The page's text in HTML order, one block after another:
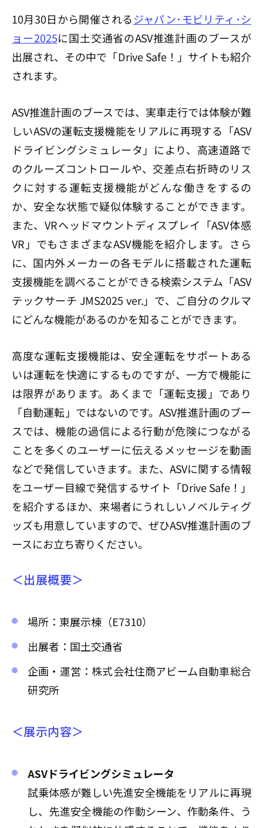
10月30日から開催されるジャパン･モビリティ･シ
ョー2025に国土交通省のASV推進計画のブースが
出展され、その中で「Drive Safe！」サイトも紹介
されます。
ASV推進計画のブースでは、実車走行では体験が難
しいASVの運転支援機能をリアルに再現する「ASV
ドライビングシミュレータ」により、高速道路で
のクルーズコントロールや、交差点右折時のリス
クに対する運転支援機能がどんな働きをするの
か、安全な状態で疑似体験することができます。
また、VRヘッドマウントディスプレイ「ASV体感
VR」でもさまざまなASV機能を紹介します。さら
に、国内外メーカーの各モデルに搭載された運転
支援機能を調べることができる検索システム「ASV
テックサーチ JMS2025 ver.」で、ご自分のクルマ
にどんな機能があるのかを知ることができます。
高度な運転支援機能は、安全運転をサポートある
いは運転を快適にするものですが、一方で機能に
は限界があります。あくまで「運転支援」であり
「自動運転」ではないのです。ASV推進計画のブー
スでは、機能の過信による行動が危険につながる
ことを多くのユーザーに伝えるメッセージを動画
などで発信していきます。また、ASVに関する情報
をユーザー目線で発信するサイト「Drive Safe！」
を紹介するほか、来場者にうれしいノベルティグ
ッズも用意していますので、ぜひASV推進計画のブ
ースにお立ち寄りください。
＜出展概要＞
場所：東展示棟（E7310）
出展者：国土交通省
企画・運営：株式会社住商アビーム自動車総合
研究所
＜展示内容＞
ASVドライビングシミュレータ
試乗体感が難しい先進安全機能をリアルに再現
し、先進安全機能の作動シーン、作動条件、う